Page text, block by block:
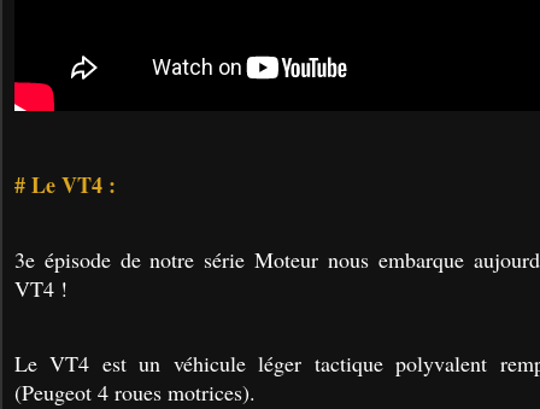
# Le VT4 :
3e épisode de notre série Moteur nous embarque
VT4 !
Le VT4 est un véhicule léger tactique polyvalent
(Peugeot 4 roues motrices).